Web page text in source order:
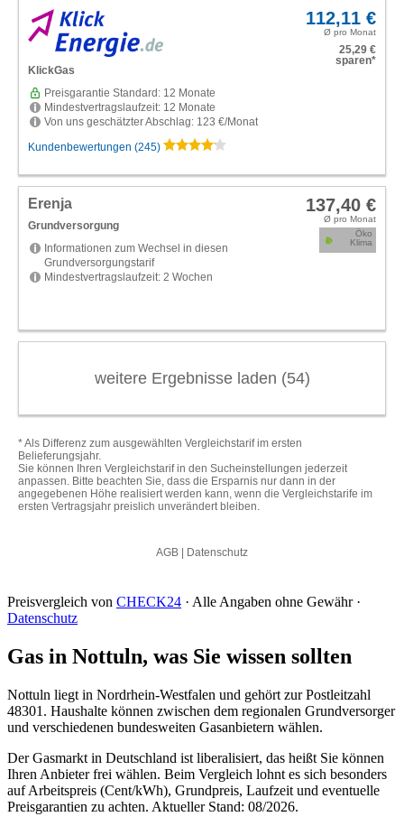
Preisvergleich von CHECK24 · Alle Angaben ohne Gewähr ·
Datenschutz
Gas in Nottuln, was Sie wissen sollten
Nottuln liegt in Nordrhein-Westfalen und gehört zur Postleitzahl
48301. Haushalte können zwischen dem regionalen Grundversorger
und verschiedenen bundesweiten Gasanbietern wählen.
Der Gasmarkt in Deutschland ist liberalisiert, das heißt Sie können
Ihren Anbieter frei wählen. Beim Vergleich lohnt es sich besonders
auf Arbeitspreis (Cent/kWh), Grundpreis, Laufzeit und eventuelle
Preisgarantien zu achten. Aktueller Stand: 08/2026.